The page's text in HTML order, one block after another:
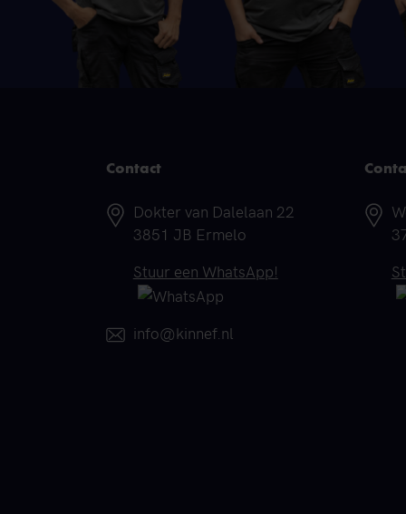
Contact
Adres
Dokter van Dalelaan 22
3851 JB Ermelo
Telefoonnummer
Stuur een WhatsApp!
E-mail
info@kinnef.nl